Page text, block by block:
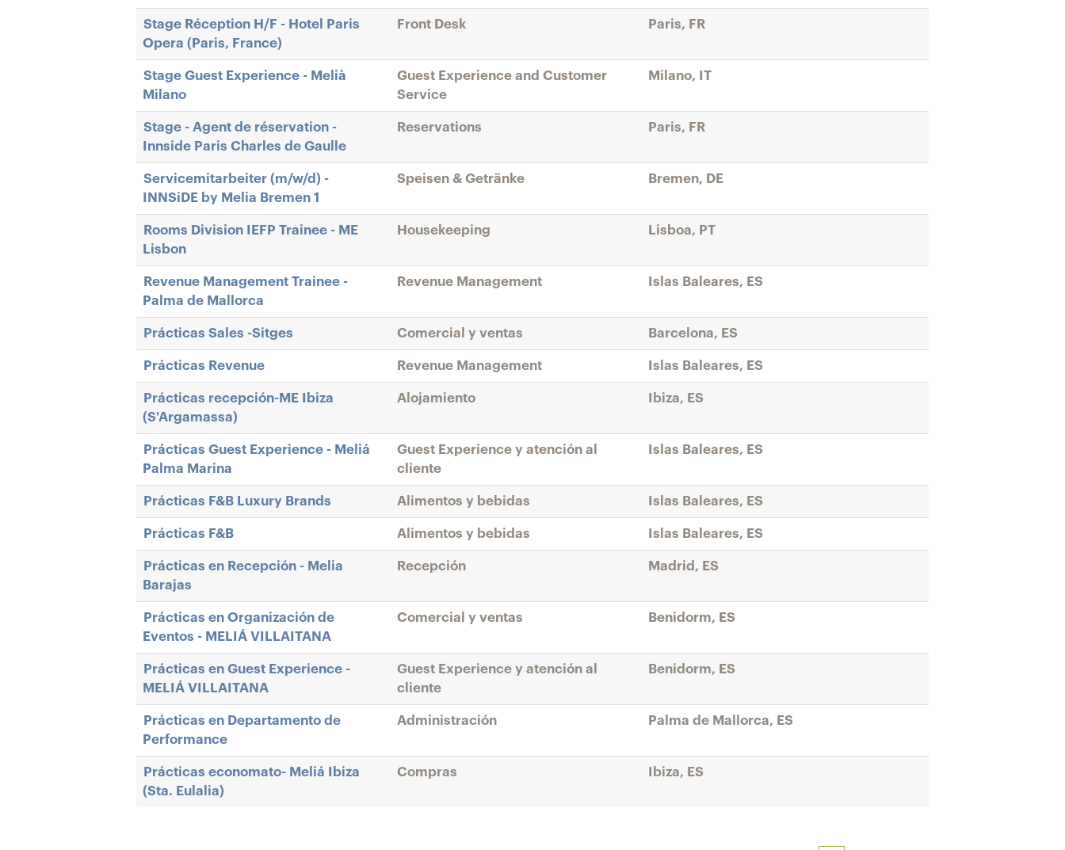
Stage Réception H/F - Hotel Paris
Opera (Paris, France)
Front Desk Paris, FR
Stage Guest Experience - Melià
Milano
Guest Experience and Customer
Service
Milano, IT
Stage - Agent de réservation -
Innside Paris Charles de Gaulle
Reservations Paris, FR
Servicemitarbeiter (m/w/d) -
INNSiDE by Melia Bremen 1
Speisen & Getränke Bremen, DE
Rooms Division IEFP Trainee - ME
Lisbon
Housekeeping Lisboa, PT
Revenue Management Trainee -
Palma de Mallorca
Revenue Management Islas Baleares, ES
Prácticas Sales -Sitges Comercial y ventas Barcelona, ES
Prácticas Revenue Revenue Management Islas Baleares, ES
Prácticas recepción-ME Ibiza
(S'Argamassa)
Alojamiento Ibiza, ES
Prácticas Guest Experience - Meliá
Palma Marina
Guest Experience y atención al
cliente
Islas Baleares, ES
Prácticas F&B Luxury Brands Alimentos y bebidas Islas Baleares, ES
Prácticas F&B Alimentos y bebidas Islas Baleares, ES
Prácticas en Recepción - Melia
Barajas
Recepción Madrid, ES
Prácticas en Organización de
Eventos - MELIÁ VILLAITANA
Comercial y ventas Benidorm, ES
Prácticas en Guest Experience -
MELIÁ VILLAITANA
Guest Experience y atención al
cliente
Benidorm, ES
Prácticas en Departamento de
Performance
Administración Palma de Mallorca, ES
Prácticas economato- Meliá Ibiza
(Sta. Eulalia)
Compras Ibiza, ES